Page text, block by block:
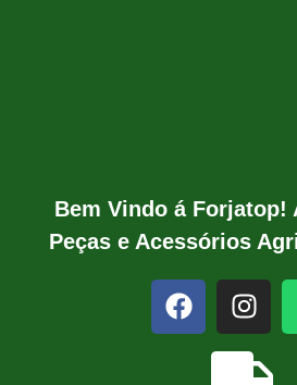
Bem Vindo á Forjatop!
Peças e Acessórios